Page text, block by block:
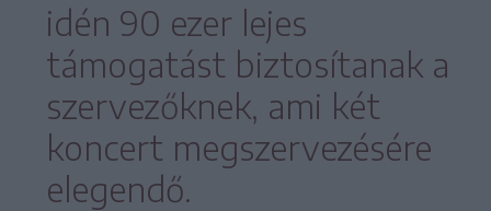
idén 90 ezer lejes
támogatást biztosítanak a
szervezőknek, ami két
koncert megszervezésére
elegendő.